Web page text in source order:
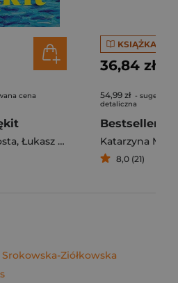
cena
, Łukasz Müller
KSIĄŻKA
36,84 zł
54,99 zł -
detaliczna
Bestseller.
Katarzyna
8,0 (21)
Ziółkowska